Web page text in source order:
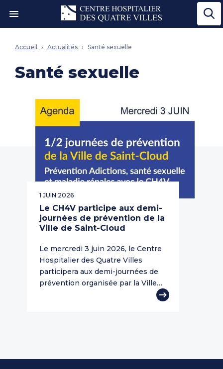
Ouvrir le menu"
Accueil Actualités Santé sexuelle
Santé sexuelle
1 JUIN 2026
Le CH4V participe aux demi-
journées de prévention de la
Ville de Saint-Cloud
Le mercredi 3 juin 2026, le Centre
Hospitalier des Quatre Villes
participera aux demi-journées de
prévention organisée par la Ville…